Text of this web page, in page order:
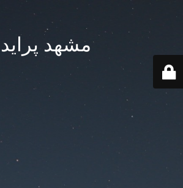
مشهد پراید